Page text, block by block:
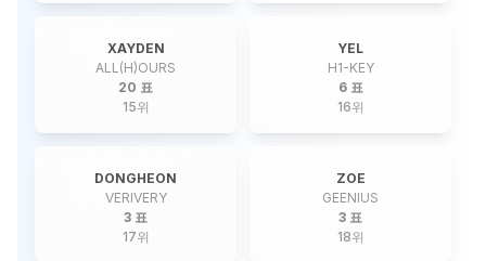
XAYDEN
ALL(H)OURS
20 표
15위
YEL
H1-KEY
6 표
16위
DONGHEON
VERIVERY
3 표
17위
ZOE
GEENIUS
3 표
18위